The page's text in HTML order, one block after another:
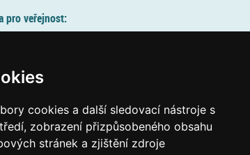
cookies a další sledovací nástroje s
zobrazení přizpůsobeného obsahu
stránek a zjištění zdroje
pro veřejnost:
podatelna:
gov cz